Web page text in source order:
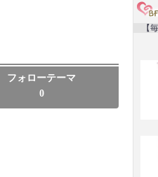
フォローテーマ
0
【